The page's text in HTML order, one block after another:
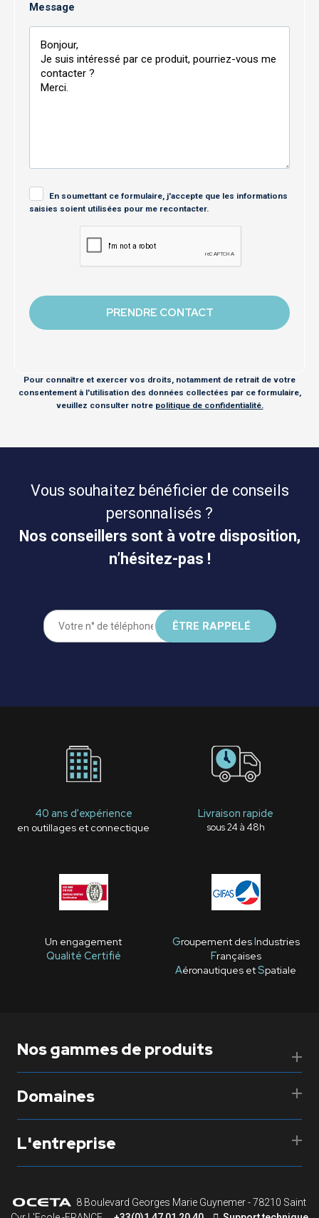
Message
En soumettant ce formulaire, j'accepte que les informations
saisies soient utilisées pour me recontacter.
Pour connaître et exercer vos droits, notamment de retrait de votre
consentement à l'utilisation des données collectées par ce formulaire,
veuillez consulter notre politique de confidentialité.
Vous souhaitez bénéficier de conseils
personnalisés ?
Nos conseillers sont à votre disposition,
n’hésitez-pas !
40 ans d'expérience
en outillages et connectique
Livraison rapide
sous 24 à 48h
Un engagement
Qualité Certifié
Groupement desIndustries
Françaises
Aéronautiques etSpatiale
Nos gammes de produits
Domaines
L'entreprise
8 Boulevard Georges Marie Guynemer - 78210 Saint